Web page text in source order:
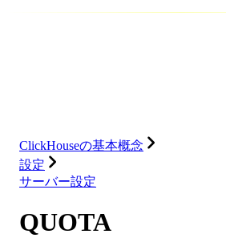
ClickHouseの基本概念
設定
サーバー設定
QUOTA